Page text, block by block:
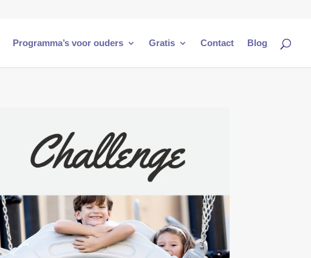
Programma’s voor ouders Gratis Contact Blog